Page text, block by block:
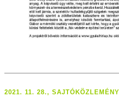
2021. 11. 28., SAJTÓKÖZLEMÉNY